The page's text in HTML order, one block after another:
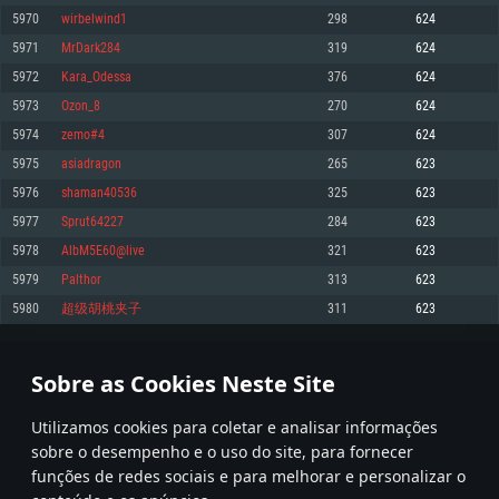
Sobre as Cookies Neste Site
Utilizamos cookies para coletar e analisar informações
sobre o desempenho e o uso do site, para fornecer
funções de redes sociais e para melhorar e personalizar o
Memória: 4GB
Placa Gráfica: Placa com DirectX 11: AMD Radeon 77XX / NVIDIA GeForce
GTX 660. Resolução mínima suportada: 720p
Network: Internet de banda larga.
Disco: 23,1 GB
Recomendado
superior, Radeon RX 570 ou superior
Disco: 75,9 GB
Memória: 6 GB
Placa Gráfica: Intel Iris Pro 5200 (Mac), equivalentes AMD/Nvidia para Mac.
Resolução mínima suportada: 720p com suporte Metal.
Network: Internet de banda larga.
Disco: 21,5 GB
Recomendado
Network: Internet de banda larga.
Memória: 4 GB
Placa Gráfica: NVIDIA 660 com os drivers mais recentes (não mais de 6
meses) / equivalentes AMD com os drivers mais recentes com suporte
Vulkan (não mais de 6 meses); Resolução mínima suportada: 720p.
Network: Internet de banda larga.
Disco: 21,5 GB
Recomendado
Sistema Operativo: Ubuntu 20.04 64bit
Processador: Intel Core i7
Memória: 16 GB
Placa Gráfica: NVIDIA 1060 com os drivers mais recentes (não mais de 6
meses) / equivalentes AMD (Radeon RX 570) com os drivers mais recentes
Network: Internet de banda larga.
5970 wirbelwind1 298 624
5971 MrDark284 319 624
5972 Kara_Odessa 376 624
5973 Ozon_8 270 624
5974 zemo#4 307 624
5975 asiadragon 265 623
5976 shaman40536 325 623
5977 Sprut64227 284 623
5978 AlbM5E60@live 321 623
5979 Palthor 313 623
5980 超级胡桃夹子 311 623